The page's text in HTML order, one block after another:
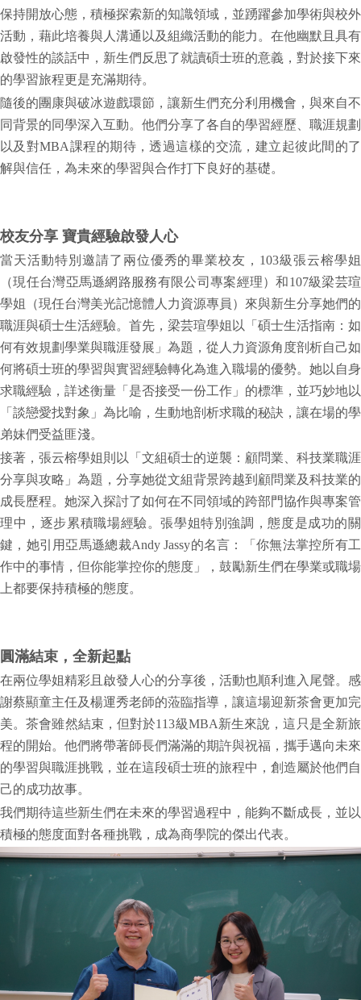
保持開放心態，積極探索新的知識領域，並踴躍參加學術與校外
活動，藉此培養與人溝通以及組織活動的能力。在他幽默且具有
啟發性的談話中，新生們反思了就讀碩士班的意義，對於接下來
的學習旅程更是充滿期待。
隨後的團康與破冰遊戲環節，讓新生們充分利用機會，與來自不
同背景的同學深入互動。他們分享了各自的學習經歷、職涯規劃
以及對MBA課程的期待，透過這樣的交流，建立起彼此間的了
解與信任，為未來的學習與合作打下良好的基礎。
校友分享 寶貴經驗啟發人心
當天活動特別邀請了兩位優秀的畢業校友，103級張云榕學姐
（現任台灣亞馬遜網路服務有限公司專案經理）和107級梁芸瑄
學姐（現任台灣美光記憶體人力資源專員）來與新生分享她們的
職涯與碩士生活經驗。首先，梁芸瑄學姐以「碩士生活指南：如
何有效規劃學業與職涯發展」為題，從人力資源角度剖析自己如
何將碩士班的學習與實習經驗轉化為進入職場的優勢。她以自身
求職經驗，詳述衡量「是否接受一份工作」的標準，並巧妙地以
「談戀愛找對象」為比喻，生動地剖析求職的秘訣，讓在場的學
弟妹們受益匪淺。
接著，張云榕學姐則以「文組碩士的逆襲：顧問業、科技業職涯
分享與攻略」為題，分享她從文組背景跨越到顧問業及科技業的
成長歷程。她深入探討了如何在不同領域的跨部門協作與專案管
理中，逐步累積職場經驗。張學姐特別強調，態度是成功的關
鍵，她引用亞馬遜總裁Andy Jassy的名言：「你無法掌控所有工
作中的事情，但你能掌控你的態度」，鼓勵新生們在學業或職場
上都要保持積極的態度。
圓滿結束，全新起點
在兩位學姐精彩且啟發人心的分享後，活動也順利進入尾聲。感
謝蔡顯童主任及楊運秀老師的蒞臨指導，讓這場迎新茶會更加完
美。茶會雖然結束，但對於113級MBA新生來說，這只是全新旅
程的開始。他們將帶著師長們滿滿的期許與祝福，攜手邁向未來
的學習與職涯挑戰，並在這段碩士班的旅程中，創造屬於他們自
己的成功故事。
我們期待這些新生們在未來的學習過程中，能夠不斷成長，並以
積極的態度面對各種挑戰，成為商學院的傑出代表。